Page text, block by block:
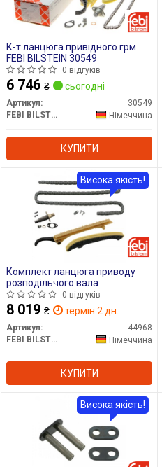
К-т ланцюга привідного грм
FEBI BILSTEIN 30549
0 відгуків
6 746 ₴ сьогодні
Артикул:
30549
FEBI BILSTEIN
Німеччина
КУПИТИ
Комплект ланцюга приводу
розподільчого вала
0 відгуків
8 019 ₴ термін 2 дн.
Артикул:
44968
FEBI BILSTEIN
Німеччина
КУПИТИ
Висока якість!
Висока якість!